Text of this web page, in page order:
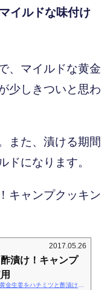
イルドな味付け
、マイルドな黄金
少しきついと思わ
また、漬ける期間
ドになります。
キャンプクッキン
2017.05.26
漬け！キャンプ